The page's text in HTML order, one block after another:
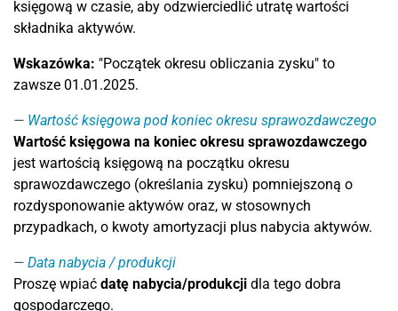
księgową w czasie, aby odzwierciedlić utratę wartości
składnika aktywów.
Wskazówka: "Początek okresu obliczania zysku" to
zawsze 01.01.2025.
Wartość księgowa pod koniec okresu sprawozdawczego
Wartość księgowa na koniec okresu sprawozdawczego
jest wartością księgową na początku okresu
sprawozdawczego (określania zysku) pomniejszoną o
rozdysponowanie aktywów oraz, w stosownych
przypadkach, o kwoty amortyzacji plus nabycia aktywów.
Data nabycia / produkcji
Proszę wpiać datę nabycia/produkcji dla tego dobra
gospodarczego.